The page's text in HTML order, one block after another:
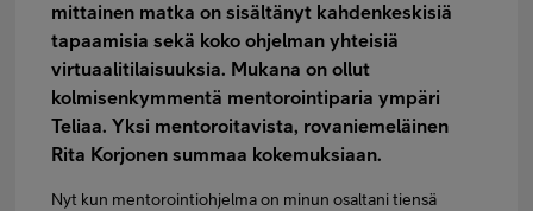
mittainen matka on sisältänyt kahdenkeskisiä
tapaamisia sekä koko ohjelman yhteisiä
virtuaalitilaisuuksia. Mukana on ollut
kolmisenkymmentä mentorointiparia ympäri
Teliaa. Yksi mentoroitavista, rovaniemeläinen
Rita Korjonen summaa kokemuksiaan.
Nyt kun mentorointiohjelma on minun osaltani tiensä